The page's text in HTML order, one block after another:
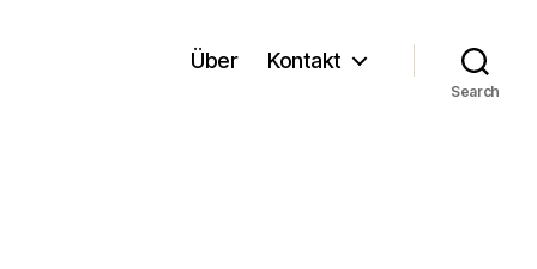
Über Kontakt
Search